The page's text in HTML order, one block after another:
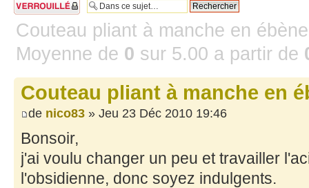
Couteau pliant à manche en ébène
Moyenne de 0 sur 5.00 a partir de
Couteau pliant à manche en
de nico83 » Jeu 23 Déc 2010 19:46
Bonsoir,
j'ai voulu changer un peu et travailler
l'obsidienne, donc soyez indulgents.